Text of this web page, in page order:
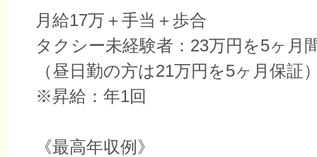
月給17万＋手当＋歩合
タクシー未経験者：23万円を5ヶ月
（昼日勤の方は21万円を5ヶ月保証
※昇給：年1回
《最高年収例》